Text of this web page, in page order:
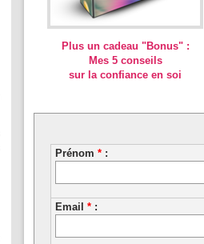
Plus un cadeau "Bonus" :
Mes 5 conseils
sur la confiance en soi
Prénom * :
Email * :